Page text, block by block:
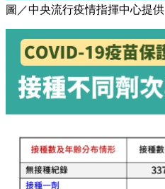
圖／中央流行疫情指揮中心提供